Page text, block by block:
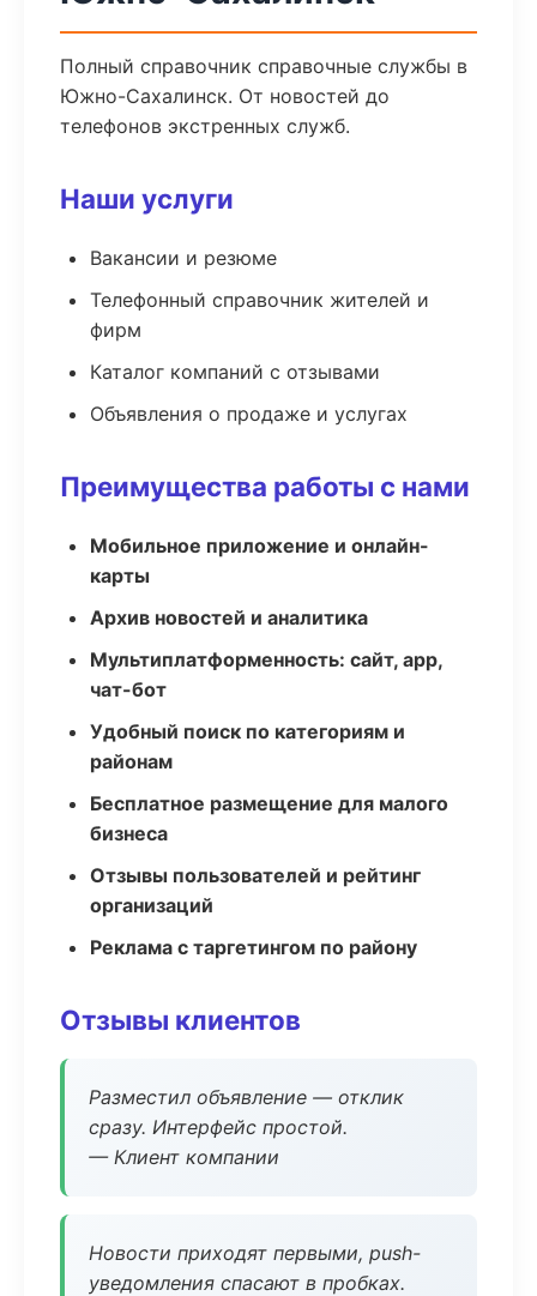
Полный справочник справочные службы в
Южно-Сахалинск. От новостей до
телефонов экстренных служб.
Наши услуги
Вакансии и резюме
Телефонный справочник жителей и
фирм
Каталог компаний с отзывами
Объявления о продаже и услугах
Преимущества работы с нами
Мобильное приложение и онлайн-
карты
Архив новостей и аналитика
Мультиплатформенность: сайт, app,
чат-бот
Удобный поиск по категориям и
районам
Бесплатное размещение для малого
бизнеса
Отзывы пользователей и рейтинг
организаций
Реклама с таргетингом по району
Отзывы клиентов
Разместил объявление — отклик
сразу. Интерфейс простой.
— Клиент компании
Новости приходят первыми, push-
уведомления спасают в пробках.